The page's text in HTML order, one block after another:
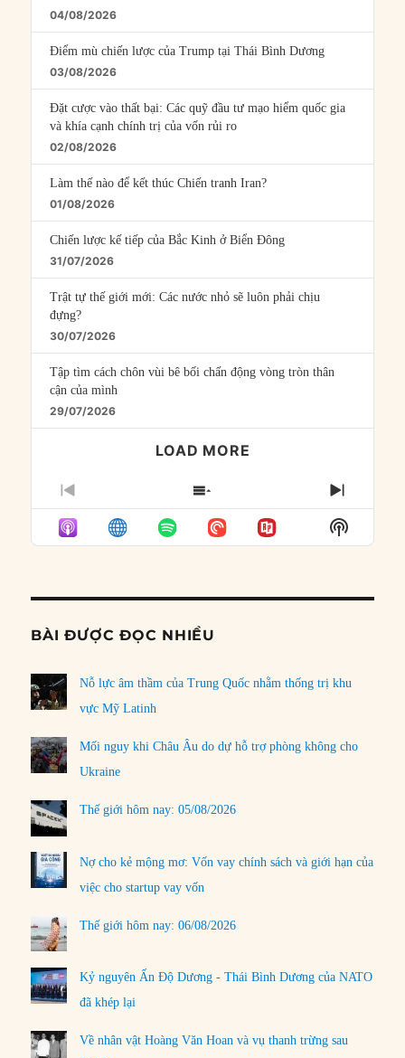
04/08/2026
Điểm mù chiến lược của Trump tại Thái Bình Dương
03/08/2026
Đặt cược vào thất bại: Các quỹ đầu tư mạo hiểm quốc gia
và khía cạnh chính trị của vốn rủi ro
02/08/2026
Làm thế nào để kết thúc Chiến tranh Iran?
01/08/2026
Chiến lược kế tiếp của Bắc Kinh ở Biển Đông
31/07/2026
Trật tự thế giới mới: Các nước nhỏ sẽ luôn phải chịu
đựng?
30/07/2026
Tập tìm cách chôn vùi bê bối chấn động vòng tròn thân
cận của mình
29/07/2026
LOAD MORE
PREVIOUS
EPISODE
SHOW
EPISODES
LIST
NEXT
Show
Podcast
BÀI ĐƯỢC ĐỌC NHIỀU
Nỗ lực âm thầm của Trung Quốc nhằm thống trị khu
vực Mỹ Latinh
Mối nguy khi Châu Âu do dự hỗ trợ phòng không cho
Ukraine
Thế giới hôm nay: 05/08/2026
Nợ cho kẻ mộng mơ: Vốn vay chính sách và giới hạn của
việc cho startup vay vốn
Thế giới hôm nay: 06/08/2026
Kỷ nguyên Ấn Độ Dương - Thái Bình Dương của NATO
đã khép lại
Về nhân vật Hoàng Văn Hoan và vụ thanh trừng sau